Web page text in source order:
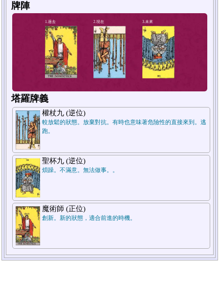
牌陣
1.過去 2.現在
塔羅牌義
權杖九 (逆位)
較放鬆的狀態。放棄對抗。有時也意味著危險性的直接來到。逃
跑。
聖杯九 (逆位)
煩躁。不滿意。無法做事。。
魔術師 (正位)
創新。新的狀態，適合前進的時機。